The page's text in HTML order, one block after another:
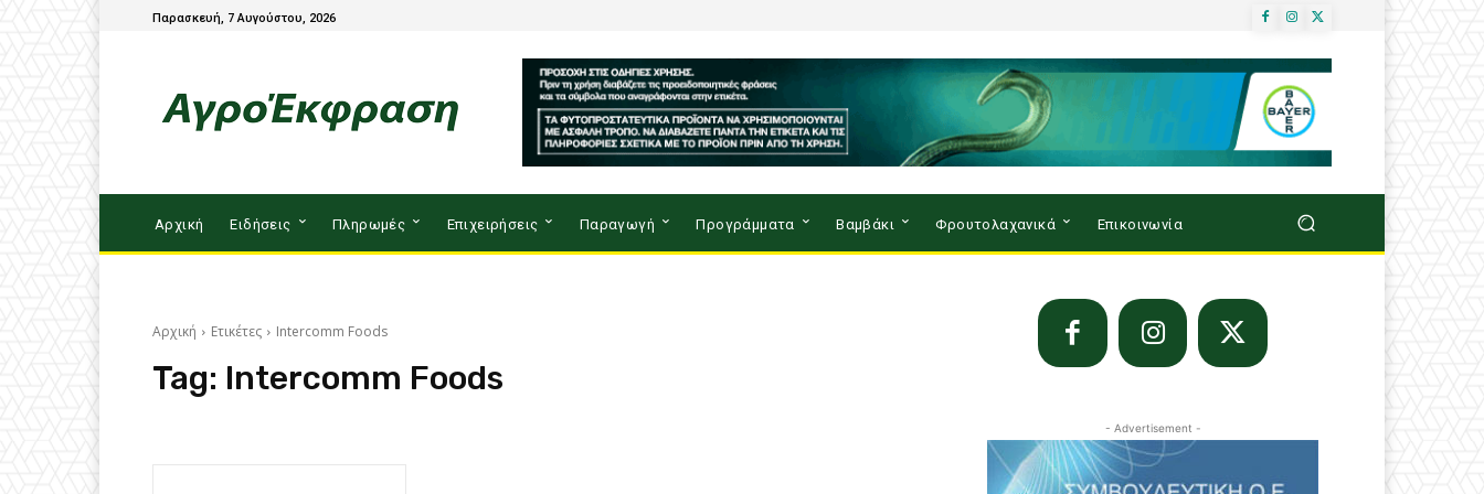
Παρασκευή, 7 Αυγούστου, 2026
Αρχική Ειδήσεις Πληρωμές Επιχειρήσεις Παραγωγή Προγράμματα Βαμβάκι Φρουτολαχανικά Επικοινωνία
Αρχική Ετικέτες Intercomm Foods
Tag: Intercomm Foods
- Advertisement -